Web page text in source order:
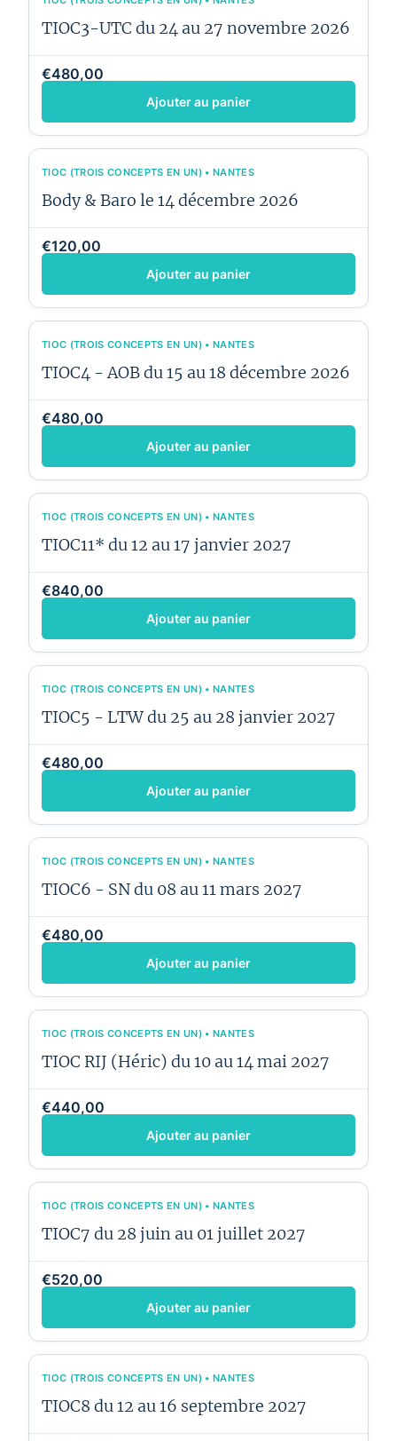
TIOC3-UTC du 24 au 27 novembre 2026
€480,00
Ajouter au panier
TIOC (TROIS CONCEPTS EN UN) • NANTES
Body & Baro le 14 décembre 2026
€120,00
Ajouter au panier
TIOC (TROIS CONCEPTS EN UN) • NANTES
TIOC4 - AOB du 15 au 18 décembre 2026
€480,00
Ajouter au panier
TIOC (TROIS CONCEPTS EN UN) • NANTES
TIOC11* du 12 au 17 janvier 2027
€840,00
Ajouter au panier
TIOC (TROIS CONCEPTS EN UN) • NANTES
TIOC5 - LTW du 25 au 28 janvier 2027
€480,00
Ajouter au panier
TIOC (TROIS CONCEPTS EN UN) • NANTES
TIOC6 - SN du 08 au 11 mars 2027
€480,00
Ajouter au panier
TIOC (TROIS CONCEPTS EN UN) • NANTES
TIOC RIJ (Héric) du 10 au 14 mai 2027
€440,00
Ajouter au panier
TIOC (TROIS CONCEPTS EN UN) • NANTES
TIOC7 du 28 juin au 01 juillet 2027
€520,00
Ajouter au panier
TIOC (TROIS CONCEPTS EN UN) • NANTES
TIOC8 du 12 au 16 septembre 2027